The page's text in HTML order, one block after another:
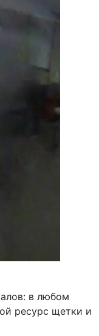
в любом
ресурс щетки и